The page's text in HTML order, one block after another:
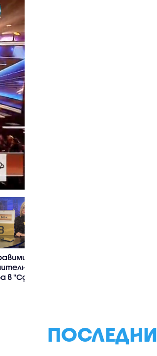
спомени
в "Сделка или
ПОСЛЕДНИ